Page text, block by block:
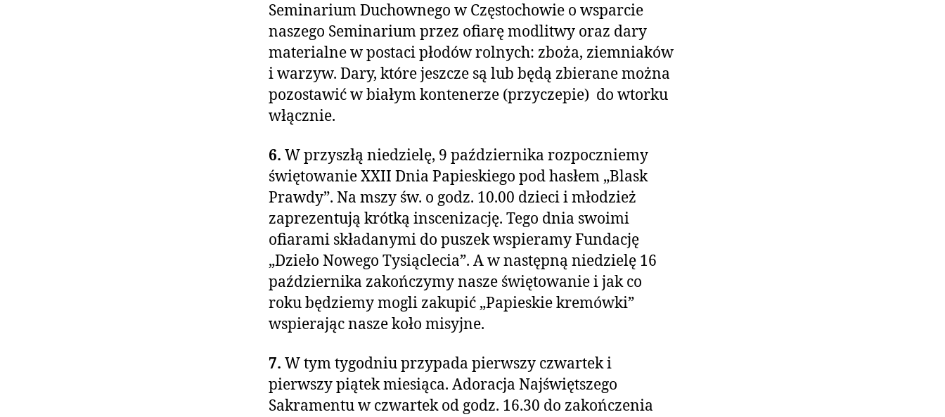
Seminarium Duchownego w Częstochowie o wsparcie
naszego Seminarium przez ofiarę modlitwy oraz dary
materialne w postaci płodów rolnych: zboża, ziemniaków
i warzyw. Dary, które jeszcze są lub będą zbierane można
pozostawić w białym kontenerze (przyczepie) do wtorku
włącznie.
6. W przyszłą niedzielę, 9 października rozpoczniemy
świętowanie XXII Dnia Papieskiego pod hasłem „Blask
Prawdy”. Na mszy św. o godz. 10.00 dzieci i młodzież
zaprezentują krótką inscenizację. Tego dnia swoimi
ofiarami składanymi do puszek wspieramy Fundację
„Dzieło Nowego Tysiąclecia”. A w następną niedzielę 16
października zakończymy nasze świętowanie i jak co
roku będziemy mogli zakupić „Papieskie kremówki”
wspierając nasze koło misyjne.
7. W tym tygodniu przypada pierwszy czwartek i
pierwszy piątek miesiąca. Adoracja Najświętszego
Sakramentu w czwartek od godz. 16.30 do zakończenia